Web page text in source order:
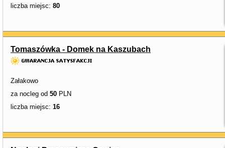
liczba miejsc: 80
Tomaszówka - Domek na Kaszubach
Załakowo
za nocleg od 50 PLN
liczba miejsc: 16